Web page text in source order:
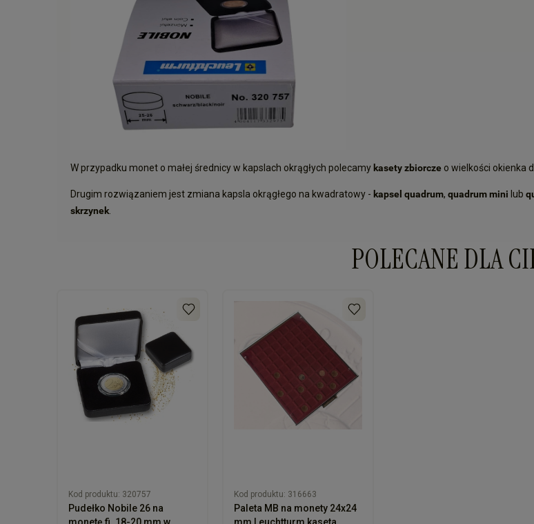
W przypadku monet o małej średnicy w kapslach okrągłych polecamy kasety zbiorcze o wielkości okienka
Drugim rozwiązaniem jest zmiana kapsla okrągłego na kwadratowy - kapsel quadrum, quadrum mini lub
skrzynek
POLECANE DLA
Kod produktu: 320757
Pudełko Nobile 26 na
monetę fi. 18-20 mm w
Kod produktu: 316663
Paleta MB na monety 24x24
mm Leuchtturm kaseta